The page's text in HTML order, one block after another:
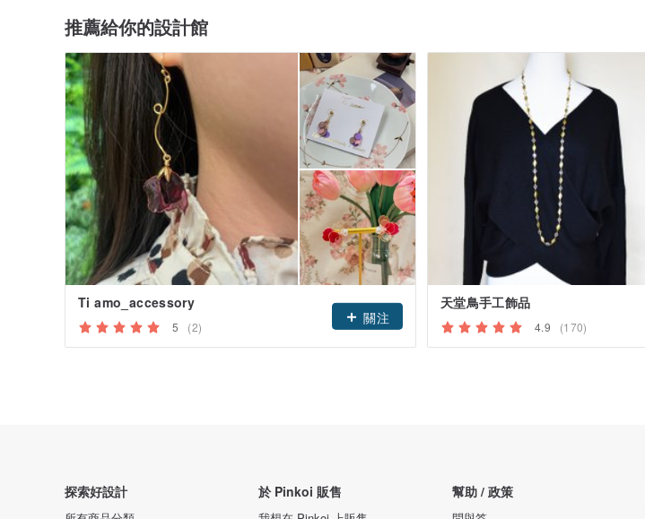
推薦給你的設計館
Ti amo_accessory
5 (2)
關注
天堂鳥手工飾品
4.9 (170)
探索好設計 於 Pinkoi 販售 幫助 / 政策